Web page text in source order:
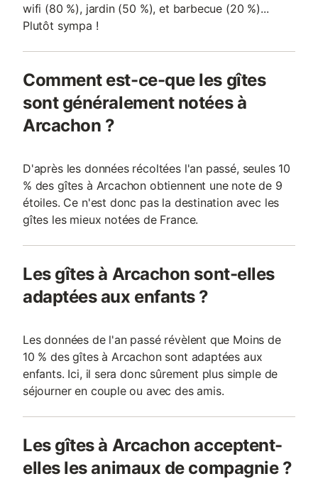
wifi (80 %), jardin (50 %), et barbecue (20 %)...
Plutôt sympa !
Comment est-ce-que les gîtes
sont généralement notées à
Arcachon ?
D'après les données récoltées l'an passé, seules 10
% des gîtes à Arcachon obtiennent une note de 9
étoiles. Ce n'est donc pas la destination avec les
gîtes les mieux notées de France.
Les gîtes à Arcachon sont-elles
adaptées aux enfants ?
Les données de l'an passé révèlent que Moins de
10 % des gîtes à Arcachon sont adaptées aux
enfants. Ici, il sera donc sûrement plus simple de
séjourner en couple ou avec des amis.
Les gîtes à Arcachon acceptent-
elles les animaux de compagnie ?